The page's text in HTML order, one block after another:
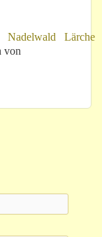
Nadelwald
Lärche
von